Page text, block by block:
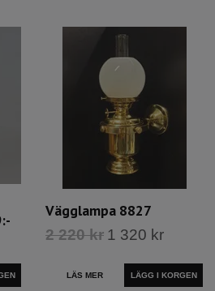
Vägglampa 8827
2 220 kr 1 320 kr
LÄS MER LÄGG I KORGEN